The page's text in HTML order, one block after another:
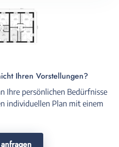
Ihren Vorstellungen?
Ihre persönlichen Bedürfnisse
individuellen Plan mit einem